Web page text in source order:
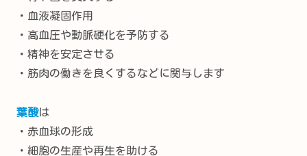
・血液凝固作用
・高血圧や動脈硬化を予防する
・精神を安定させる
・筋肉の働きを良くするなどに関与します
葉酸は
・赤血球の形成
・細胞の生産や再生を助ける